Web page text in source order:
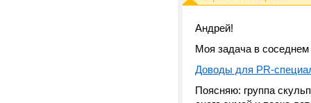
Андрей!
Моя задача в соседнем
Доводы для PR-
Поясняю: группа